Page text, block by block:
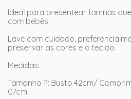
Ideal para presentear famílias
com bebês.
Lave com cuidado,
preservar as cores e o tecido.
Medidas:
Tamanho P: Busto 42cm/
07cm